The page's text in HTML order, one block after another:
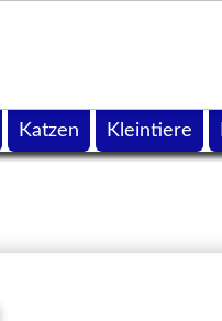
Katzen Kleintiere